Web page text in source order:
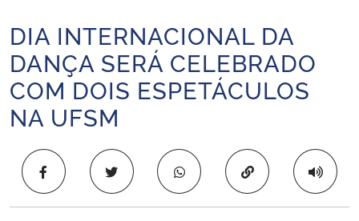
Ministério da Infraestrutura
Ministério da Agricultura, Pecuária e Abastecimento
Ministério da Educação
Ministério da Cidadania
Ministério da Saúde
Início do conteúdo
DIA INTERNACIONAL DA
DANÇA SERÁ CELEBRADO
COM DOIS ESPETÁCULOS
NA UFSM
Copiar para área